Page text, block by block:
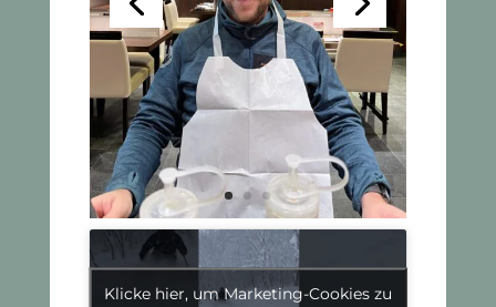
Klicke hier, um Marketing-Cookies zu